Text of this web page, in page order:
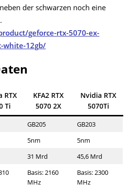
der schwarzen noch eine
geforce-rtx-5070-ex-
white-12gb/
RTX
Ti
KFA2 RTX
5070 2X
Nvidia RTX
5070Ti
GB205
GB203
5nm
5nm
31 Mrd
45,6 Mrd
Basis: 2160
MHz
Basis: 2300
MHz